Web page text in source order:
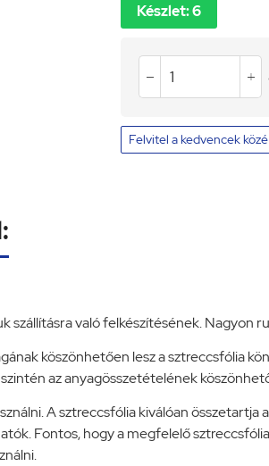
Készlet: 6
 
Felvitel a kedvencek
való felkészítésének. Nagyon
köszönhetően lesz a sztreccsfólia
az anyagösszetételének
A sztreccsfólia kiválóan
Fontos, hogy a megfelelő